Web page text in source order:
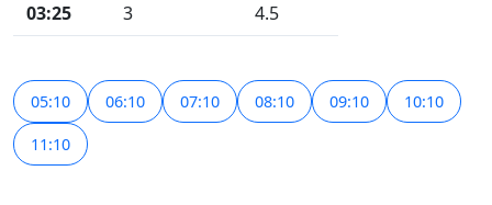
03:25
3 4.5
05:10 06:10 07:10 08:10 09:10 10:10
11:10